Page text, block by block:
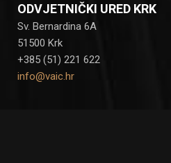
ODVJETNIČKI URED KRK
Sv. Bernardina 6A
51500 Krk
+385 (51) 221 622
info@vaic.hr